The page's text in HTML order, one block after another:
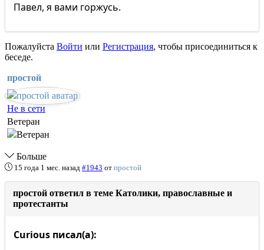
Павел, я вами горжусь.
Пожалуйста Войти или Регистрация, чтобы присоединиться к
беседе.
простой
Не в сети
Ветеран
Больше
15 года 1 мес. назад #1943 от простой
простой ответил в теме Католики, православные и
протестанты
Curious писал(а):